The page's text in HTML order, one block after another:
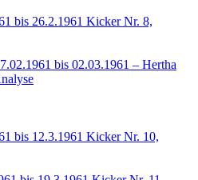
Kicker Nr. 8,
Kicker Nr. 10,